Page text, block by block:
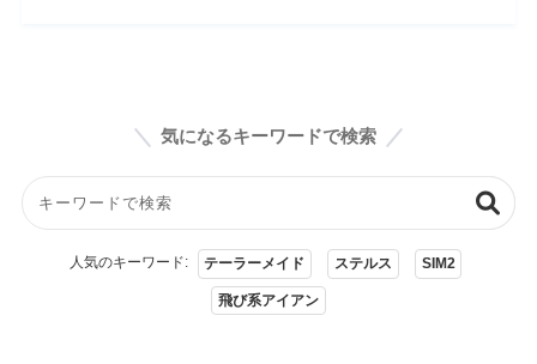
気になるキーワードで検索
人気のキーワード: テーラーメイド ステルス SIM2
飛び系アイアン